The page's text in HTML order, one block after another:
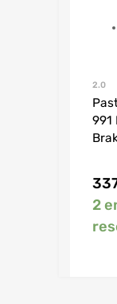
2.0
991
2